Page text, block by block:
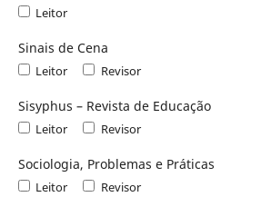
Leitor
Sinais de Cena
Leitor Revisor
Sisyphus – Revista de Educação
Leitor Revisor
Sociologia, Problemas e Práticas
Leitor Revisor